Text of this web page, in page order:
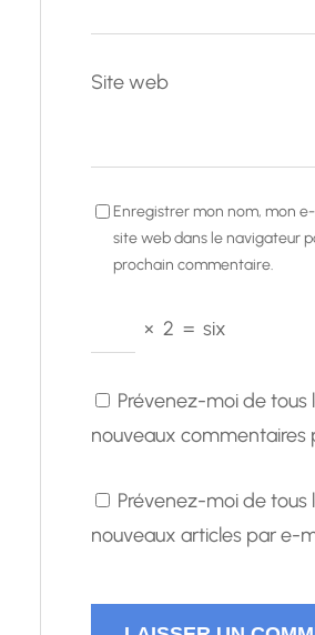
Site web
Enregistrer mon nom, mon
site web dans le navigateur
prochain commentaire.
× 2 = six
Prévenez-moi de tous
nouveaux commentaires
Prévenez-moi de tous
nouveaux articles par e-